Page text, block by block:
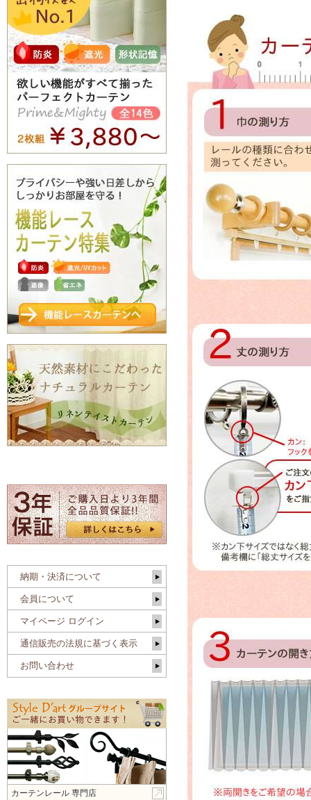
納期・決済について
会員について
マイページ ログイン
通信販売の法規に基づく表示
お問い合わせ
カーテンレール 専門店